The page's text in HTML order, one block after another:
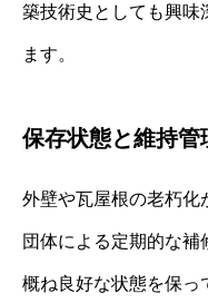
築技術史としても興味
ます。
保存状態と維持管
外壁や瓦屋根の老朽化
団体による定期的な補
概ね良好な状態を保っ